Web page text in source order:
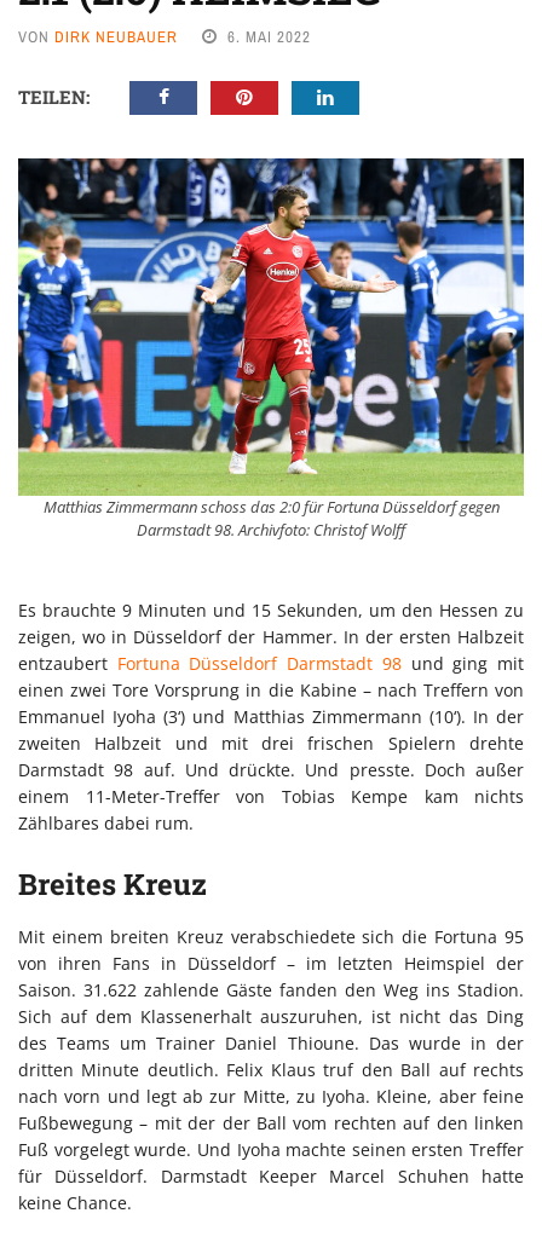
VON DIRK NEUBAUER 6. MAI 2022
TEILEN:
Matthias Zimmermann schoss das 2:0 für Fortuna Düsseldorf gegen
Darmstadt 98. Archivfoto: Christof Wolff
Es brauchte 9 Minuten und 15 Sekunden, um den Hessen zu
zeigen, wo in Düsseldorf der Hammer. In der ersten Halbzeit
entzaubert Fortuna Düsseldorf Darmstadt 98und ging mit
einen zwei Tore Vorsprung in die Kabine – nach Treffern von
Emmanuel Iyoha (3‘) und Matthias Zimmermann (10‘). In der
zweiten Halbzeit und mit drei frischen Spielern drehte
Darmstadt 98 auf. Und drückte. Und presste. Doch außer
einem 11-Meter-Treffer von Tobias Kempe kam nichts
Zählbares dabei rum.
Breites Kreuz
Mit einem breiten Kreuz verabschiedete sich die Fortuna 95
von ihren Fans in Düsseldorf – im letzten Heimspiel der
Saison. 31.622 zahlende Gäste fanden den Weg ins Stadion.
Sich auf dem Klassenerhalt auszuruhen, ist nicht das Ding
des Teams um Trainer Daniel Thioune. Das wurde in der
dritten Minute deutlich. Felix Klaus truf den Ball auf rechts
nach vorn und legt ab zur Mitte, zu Iyoha. Kleine, aber feine
Fußbewegung – mit der der Ball vom rechten auf den linken
Fuß vorgelegt wurde. Und Iyoha machte seinen ersten Treffer
für Düsseldorf. Darmstadt Keeper Marcel Schuhen hatte
keine Chance.